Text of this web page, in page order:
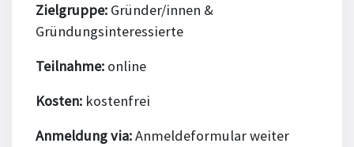
Zielgruppe: Gründer/innen &
Gründungsinteressierte
Teilnahme: online
Kosten: kostenfrei
Anmeldung via:Anmeldeformular weiter